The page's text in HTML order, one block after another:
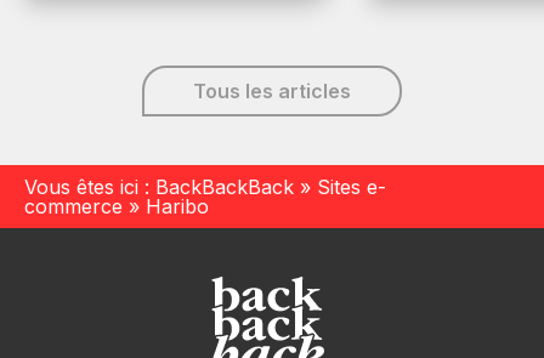
Tous les articles
Vous êtes ici : BackBackBack » Sites e-
commerce » Haribo